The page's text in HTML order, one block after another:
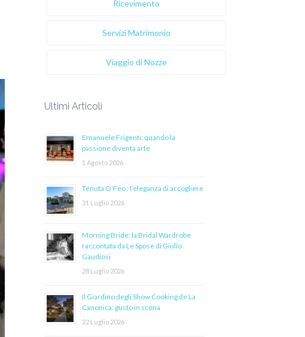
Ricevimento
Servizi Matrimonio
Viaggio di Nozze
Ultimi Articoli
Emanuele Frigenti: quando la
passione diventa arte
1 Agosto 2026
Tenuta O’Feo : l’eleganza di accogliere
31 Luglio 2026
Morning Bride: la Bridal Wardrobe
raccontata da Le Spose di Giulio
Gaudiosi
28 Luglio 2026
Il Giardino degli Show Cooking de La
Canonica: gusto in scena
22 Luglio 2026